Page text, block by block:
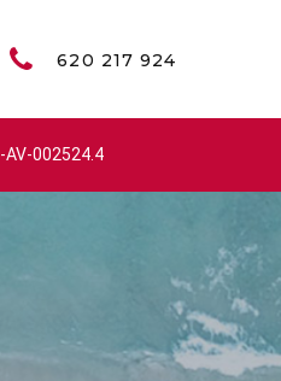
620 217 924
I-AV-002524.4